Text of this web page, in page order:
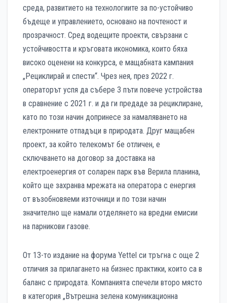
среда, развитието на технологиите за по-устойчиво
бъдеще и управлението, основано на почтеност и
прозрачност. Сред водещите проекти, свързани с
устойчивостта и кръговата икономика, които бяха
високо оценени на конкурса, е мащабната кампания
„Рециклирай и спести“. Чрез нея, през 2022 г.
операторът успя да събере 3 пъти повече устройства
в сравнение с 2021 г. и да ги предаде за рециклиране,
като по този начин допринесе за намаляването на
електронните отпадъци в природата. Друг мащабен
проект, за който телекомът бе отличен, е
сключването на договор за доставка на
електроенергия от соларен парк във Верила планина,
който ще захранва мрежата на оператора с енергия
от възобновяеми източници и по този начин
значително ще намали отделянето на вредни емисии
на парникови газове.
От 13-то издание на форума Yettel си тръгна с още 2
отличия за прилагането на бизнес практики, които са в
баланс с природата. Компанията спечели второ място
в категория „Вътрешна зелена комуникационна